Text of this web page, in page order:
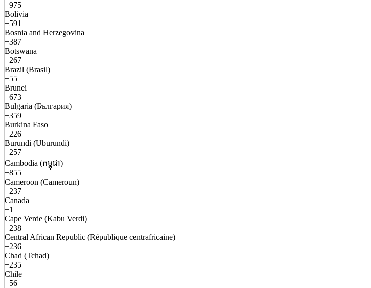
+975
Bolivia
+591
Bosnia and Herzegovina
+387
Botswana
+267
Brazil (Brasil)
+55
Brunei
+673
Bulgaria (България)
+359
Burkina Faso
+226
Burundi (Uburundi)
+257
Cambodia (កម្ពុជា)
+855
Cameroon (Cameroun)
+237
Canada
+1
Cape Verde (Kabu Verdi)
+238
Central African Republic (République centrafricaine)
+236
Chad (Tchad)
+235
Chile
+56